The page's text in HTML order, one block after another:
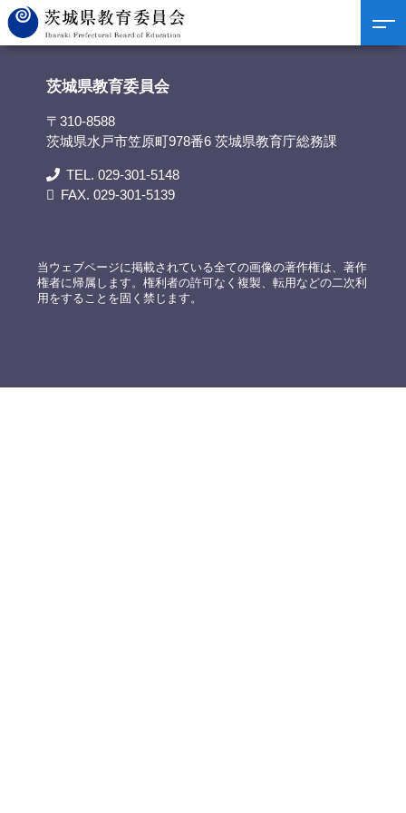
茨城県教育委員会>担当部署>茨城県埋蔵文化財センター
茨城県教育委員会
〒310-8588
茨城県水戸市笠原町978番6 茨城県教育庁総務課
TEL. 029-301-5148
FAX. 029-301-5139
当ウェブページに掲載されている全ての画像の著作権は、著作
権者に帰属します。権利者の許可なく複製、転用などの二次利
用をすることを固く禁じます。